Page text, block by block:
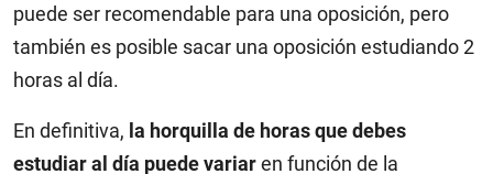
puede ser recomendable para una oposición, pero
también es posible sacar una oposición estudiando 2
horas al día.
En definitiva, la horquilla de horas que debes
estudiar al día puede variaren función de la